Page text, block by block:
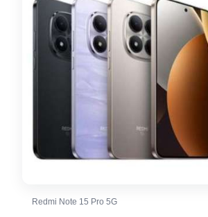
Redmi Note 15 Pro 5G